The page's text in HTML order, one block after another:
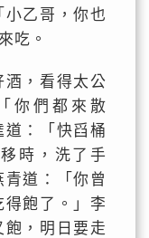
乙哥，你也
吃。
酒，看得太公
你們都來散
：「快舀桶
時，洗了手
道：「你曾
飽了。」李
，明日要走